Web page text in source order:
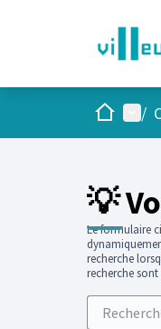
Accueil/
💡
Le formulaire
recherche
recherche